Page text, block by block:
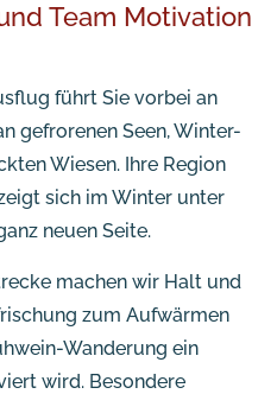
Team Motivation
führt Sie vorbei an
gefrorenen Seen, Winter-
Wiesen. Ihre Region
sich im Winter unter
neuen Seite.
machen wir Halt und
zum Aufwärmen
Wanderung ein
wird. Besondere